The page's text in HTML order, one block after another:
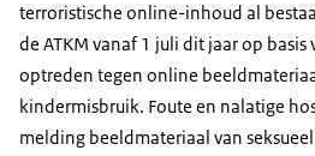
terroristische online-inhoud al
de ATKM vanaf 1 juli dit jaar op basis
optreden tegen online
kindermisbruik. Foute en nalatige
melding beeldmateriaal van